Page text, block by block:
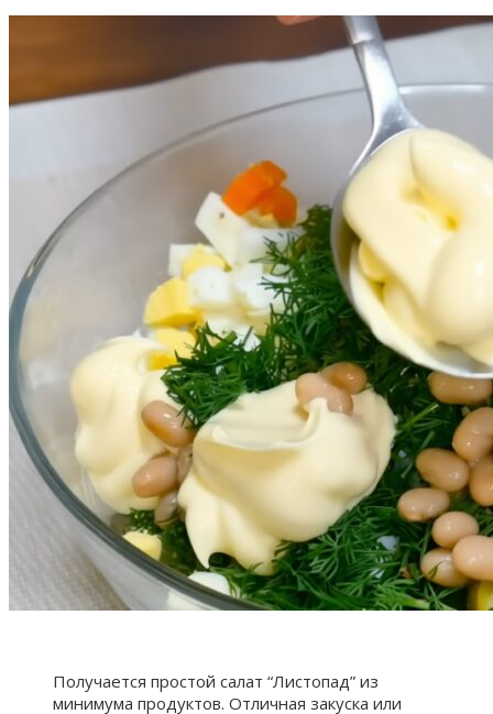
Получается простой салат “Листопад” из
минимума продуктов. Отличная закуска или